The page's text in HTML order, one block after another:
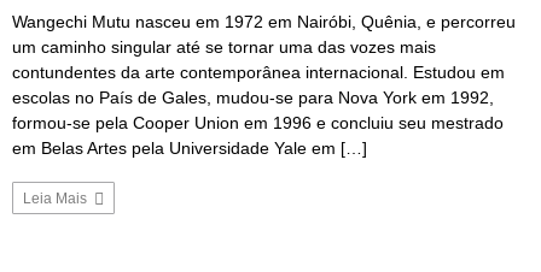
Wangechi Mutu nasceu em 1972 em Nairóbi, Quênia, e percorreu
um caminho singular até se tornar uma das vozes mais
contundentes da arte contemporânea internacional. Estudou em
escolas no País de Gales, mudou-se para Nova York em 1992,
formou-se pela Cooper Union em 1996 e concluiu seu mestrado
em Belas Artes pela Universidade Yale em […]
Leia Mais